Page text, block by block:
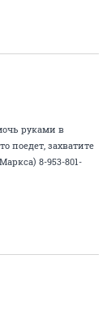
руками в
поедет, захватите
8-953-801-